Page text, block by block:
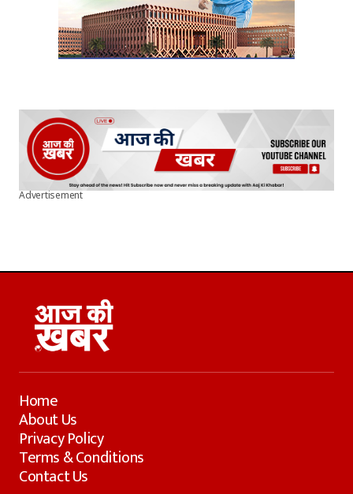
Advertisement
Home
About Us
Privacy Policy
Terms & Conditions
Contact Us